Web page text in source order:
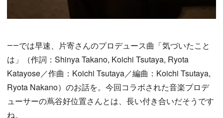
――では早速、片寄さんのプロデュース曲「気づいたこと
は」（作詞：Shinya Takano, Koichi Tsutaya, Ryota
Katayose／作曲：Koichi Tsutaya／編曲：Koichi Tsutaya,
Ryota Nakano）のお話を。今回コラボされた音楽プロデ
ューサーの蔦谷好位置さんとは、長い付き合いだそうです
ね。